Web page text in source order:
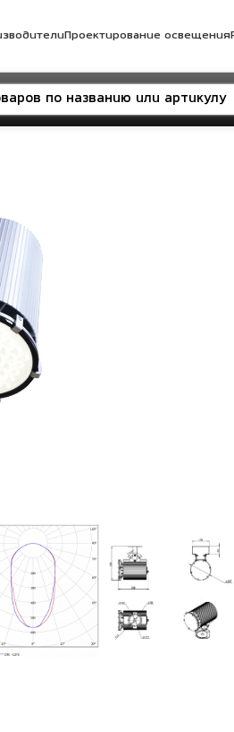
Проектирование освещения